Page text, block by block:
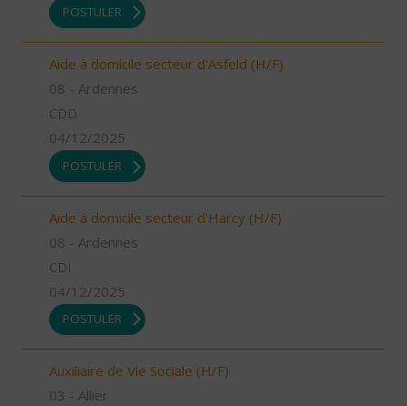
POSTULER
Aide à domicile secteur d'Asfeld (H/F)
08 - Ardennes
CDD
04/12/2025
POSTULER
Aide à domicile secteur d'Harcy (H/F)
08 - Ardennes
CDI
04/12/2025
POSTULER
Auxiliaire de Vie Sociale (H/F)
03 - Allier